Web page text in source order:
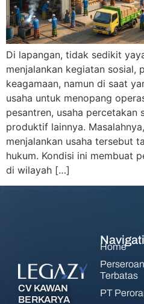
Di lapangan, tidak sedikit
menjalankan kegiatan sosial,
keagamaan, namun di saat
usaha untuk menopang
pesantren, usaha percetakan
produktif lainnya.
menjalankan usaha tersebut
hukum. Kondisi ini membuat
di wilayah […]
CV KAWAN
BERKARYA
Home
Perseroan
Terbatas
PT